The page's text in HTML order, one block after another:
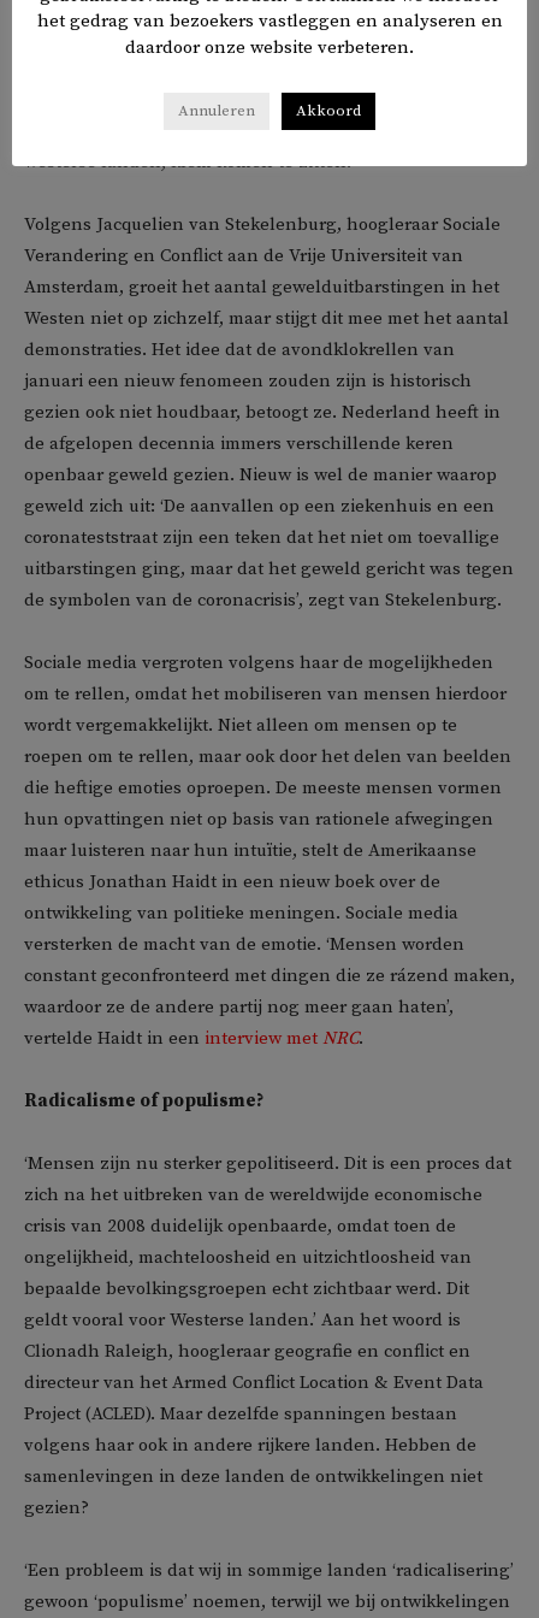
Nederlands verschenen boekRevolte: De wereldwijde
opstand tegen globalisering
. Hierin beschrijft hij de strijd
eenheid in de wereld wensen, en hun tegenstanders.
Daartussen is de middenklasse, in het bijzonder die in de
westerse landen, klem komen te zitten.
Volgens Jacquelien van Stekelenburg, hoogleraar Sociale
Verandering en Conflict aan de Vrije Universiteit van
Amsterdam, groeit het aantal gewelduitbarstingen in het
Westen niet op zichzelf, maar stijgt dit mee met het aantal
demonstraties. Het idee dat de avondklokrellen van
januari een nieuw fenomeen zouden zijn is historisch
gezien ook niet houdbaar, betoogt ze. Nederland heeft in
de afgelopen decennia immers verschillende keren
openbaar geweld gezien. Nieuw is wel de manier waarop
geweld zich uit: ‘De aanvallen op een ziekenhuis en een
coronateststraat zijn een teken dat het niet om toevallige
uitbarstingen ging, maar dat het geweld gericht was tegen
de symbolen van de coronacrisis’, zegt van Stekelenburg.
Sociale media vergroten volgens haar de mogelijkheden
om te rellen, omdat het mobiliseren van mensen hierdoor
wordt vergemakkelijkt. Niet alleen om mensen op te
roepen om te rellen, maar ook door het delen van beelden
die heftige emoties oproepen. De meeste mensen vormen
hun opvattingen niet op basis van rationele afwegingen
maar luisteren naar hun intuïtie, stelt de Amerikaanse
ethicus Jonathan Haidt in een nieuw boek over de
ontwikkeling van politieke meningen. Sociale media
versterken de macht van de emotie. ‘Mensen worden
constant geconfronteerd met dingen die ze rázend maken,
waardoor ze de andere partij nog meer gaan haten’,
vertelde Haidt in een interview met NRC.
Radicalisme of populisme?
‘Mensen zijn nu sterker gepolitiseerd. Dit is een proces dat
zich na het uitbreken van de wereldwijde economische
crisis van 2008 duidelijk openbaarde, omdat toen de
ongelijkheid, machteloosheid en uitzichtloosheid van
bepaalde bevolkingsgroepen echt zichtbaar werd. Dit
geldt vooral voor Westerse landen.’ Aan het woord is
Clionadh Raleigh, hoogleraar geografie en conflict en
directeur van het Armed Conflict Location & Event Data
Project (ACLED). Maar dezelfde spanningen bestaan
volgens haar ook in andere rijkere landen. Hebben de
samenlevingen in deze landen de ontwikkelingen niet
gezien?
‘Een probleem is dat wij in sommige landen ‘radicalisering’
gewoon ‘populisme’ noemen, terwijl we bij ontwikkelingen
het gedrag van bezoekers vastleggen en analyseren en
daardoor onze website verbeteren.
Annuleren Akkoord